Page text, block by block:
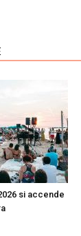
si accende